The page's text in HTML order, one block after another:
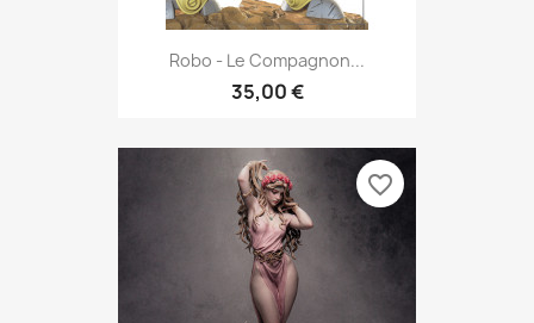
Robo - Le Compagnon...
35,00 €
favorite_border